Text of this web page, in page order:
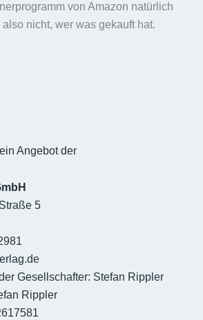
von Amazon natürlich
nicht, wer was gekauft hat.
Angebot der
5
Gesellschafter: Stefan Rippler
Rippler